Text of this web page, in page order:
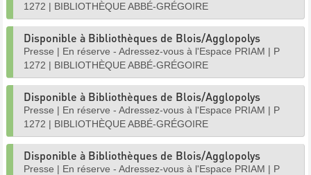
1272 | BIBLIOTHÈQUE ABBÉ-GRÉGOIRE
Disponible à Bibliothèques de Blois/Agglopolys
Presse | En réserve - Adressez-vous à l'Espace PRIAM | P
1272 | BIBLIOTHÈQUE ABBÉ-GRÉGOIRE
Disponible à Bibliothèques de Blois/Agglopolys
Presse | En réserve - Adressez-vous à l'Espace PRIAM | P
1272 | BIBLIOTHÈQUE ABBÉ-GRÉGOIRE
Disponible à Bibliothèques de Blois/Agglopolys
Presse | En réserve - Adressez-vous à l'Espace PRIAM | P